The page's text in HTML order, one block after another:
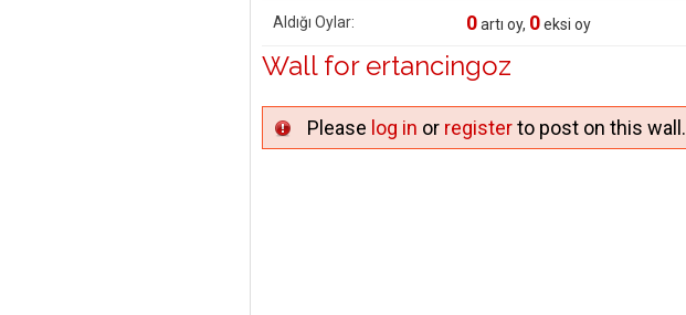
Aldığı Oylar: 0artı oy, 0eksi oy
Wall for ertancingoz
Please log in or registerto post on this wall.